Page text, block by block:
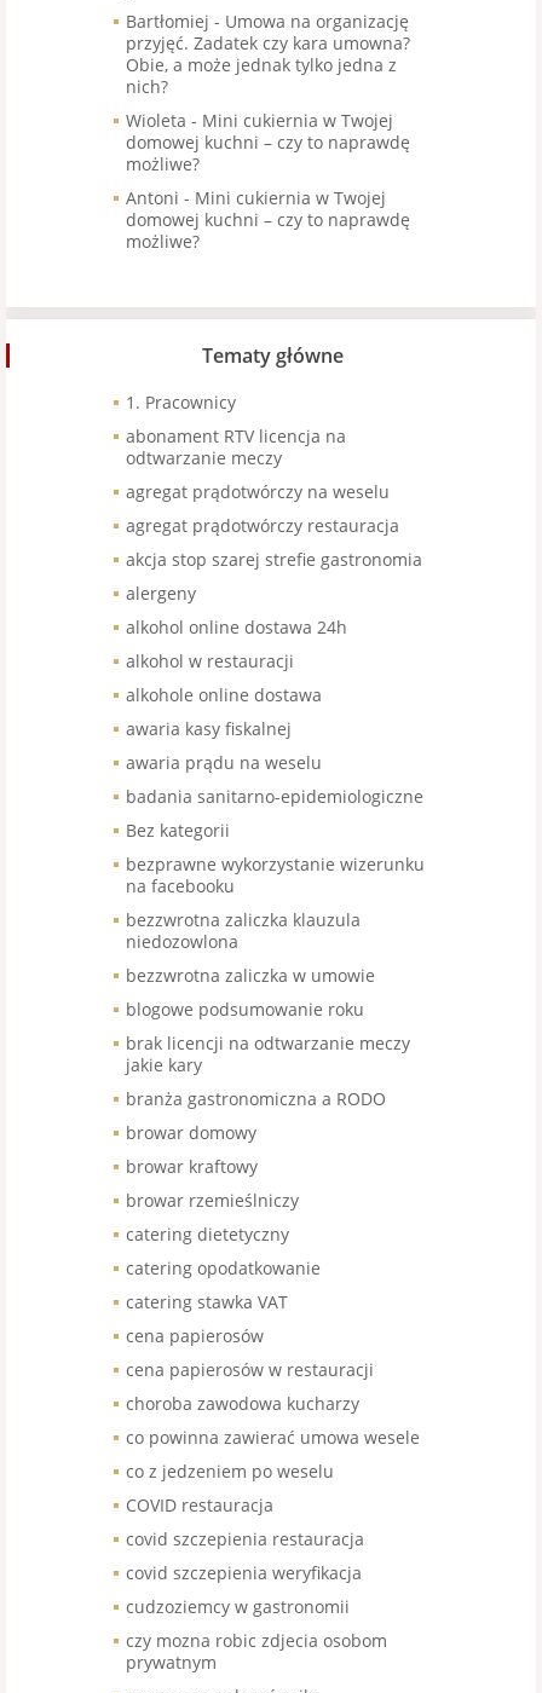
Bartłomiej - Umowa na organizację
przyjęć. Zadatek czy kara umowna?
Obie, a może jednak tylko jedna z
nich?
Wioleta - Mini cukiernia w Twojej
domowej kuchni – czy to naprawdę
możliwe?
Antoni - Mini cukiernia w Twojej
domowej kuchni – czy to naprawdę
możliwe?
Tematy główne
1. Pracownicy
abonament RTV licencja na
odtwarzanie meczy
agregat prądotwórczy na weselu
agregat prądotwórczy restauracja
akcja stop szarej strefie gastronomia
alergeny
alkohol online dostawa 24h
alkohol w restauracji
alkohole online dostawa
awaria kasy fiskalnej
awaria prądu na weselu
badania sanitarno-epidemiologiczne
Bez kategorii
bezprawne wykorzystanie wizerunku
na facebooku
bezzwrotna zaliczka klauzula
niedozowlona
bezzwrotna zaliczka w umowie
blogowe podsumowanie roku
brak licencji na odtwarzanie meczy
jakie kary
branża gastronomiczna a RODO
browar domowy
browar kraftowy
browar rzemieślniczy
catering dietetyczny
catering opodatkowanie
catering stawka VAT
cena papierosów
cena papierosów w restauracji
choroba zawodowa kucharzy
co powinna zawierać umowa wesele
co z jedzeniem po weselu
COVID restauracja
covid szczepienia restauracja
covid szczepienia weryfikacja
cudzoziemcy w gastronomii
czy mozna robic zdjecia osobom
prywatnym